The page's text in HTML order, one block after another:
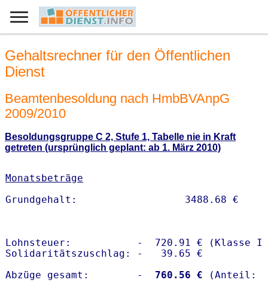
Gehaltsrechner für den Öffentlichen
Dienst
Beamtenbesoldung nach HmbBVAnpG
2009/2010
Besoldungsgruppe C 2, Stufe 1, Tabelle nie in Kraft
getreten (ursprünglich geplant: ab 1. März 2010)
Monatsbeträge
Lohnsteuer:           -  720.91 € (Klasse I)
Solidaritätszuschlag: -   39.65 €
Abzüge gesamt:        -
  760.56 €